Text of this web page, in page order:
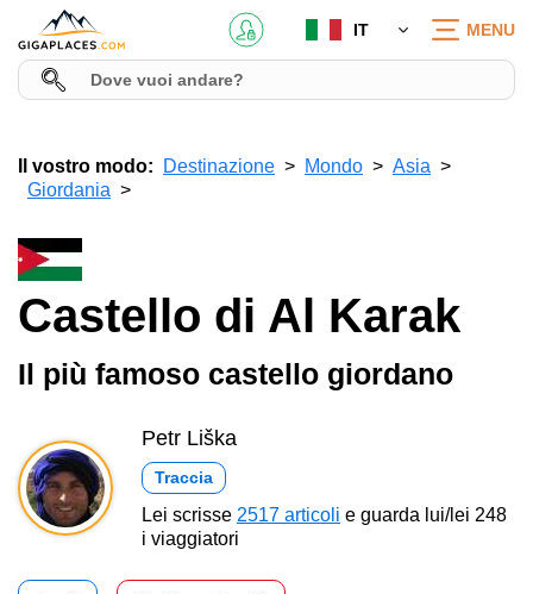
IT MENU
Il vostro modo: Destinazione Mondo
Asia
Giordania
Castello di Al Karak
Il più famoso castello giordano
Petr Liška
Traccia
Lei scrisse 2517 articoli e guarda lui/lei 248
i viaggiatori